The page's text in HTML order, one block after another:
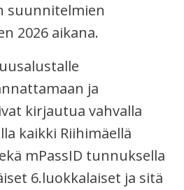
suunnitelmien
2026 aikana.
ja
kirjautua vahvalla
kaikki Riihimäellä
mPassID tunnuksella
6.luokkalaiset ja sitä